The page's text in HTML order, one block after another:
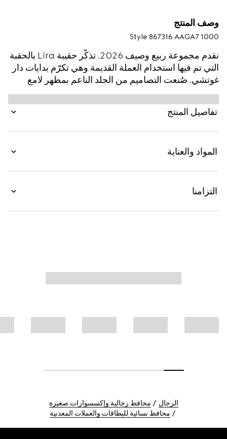
وصف المنتج
Style ‎867316 AAGA7 1000
نقدم مجموعة ربيع وصيف 2026. تذكّر حقيبة Lira بالحقبة
التي تم فيها استخدام العملة القديمة وهي تكرّم بدايات دار
غوتشي. صُنعت التصاميم من الجلد الناعم بمظهر لامع
طبيعي وملمس حُبيبي استثنائي، ويتعزّز شكلها الأنيق أكثر
بتفصيل شعار "Made in Italy by Gucci" المطبوع
بالصفائح.
تفاصيل المنتج
المواد والعناية
التزامنا
الرجال
محافظ رجالية وإكسسوارات صغيرة
محافظ نسائية للبطاقات والعملات المعدنية